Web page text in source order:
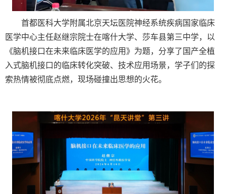
首都医科大学附属北京天坛医院神经系统疾病国家临床
医学中心主任赵继宗院士在喀什大学、莎车县第三中学，以
《脑机接口在未来临床医学的应用》为题，分享了国产全植
入式脑机接口的临床转化突破、技术应用场景，学子们的探
索热情被彻底点燃，现场碰撞出思想的火花。